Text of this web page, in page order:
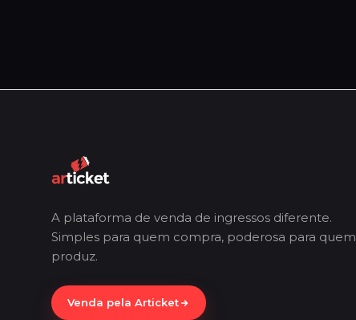
A plataforma de venda de ingressos diferente.
Simples para quem compra, poderosa para quem
produz.
Venda pela Articket